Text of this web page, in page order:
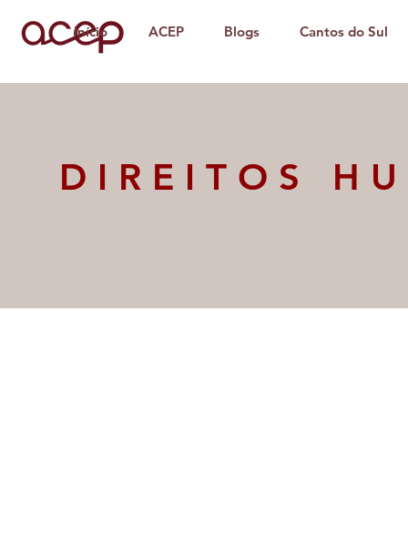
Início ACEP Blogs Cantos do Sul
DIREITOS